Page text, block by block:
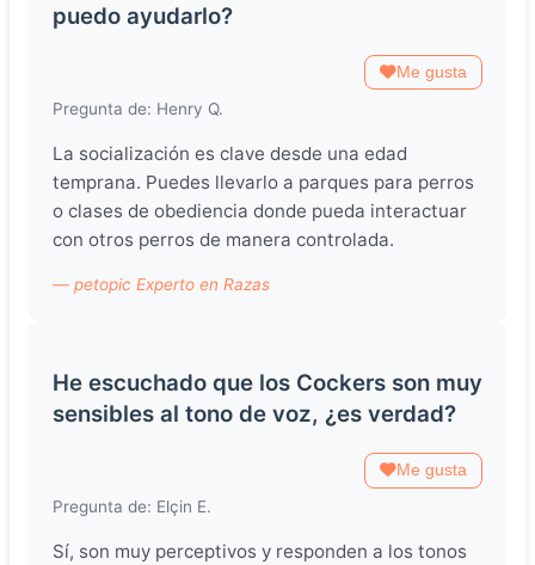
puedo ayudarlo?
Me gusta
Pregunta de: Henry Q.
La socialización es clave desde una edad
temprana. Puedes llevarlo a parques para perros
o clases de obediencia donde pueda interactuar
con otros perros de manera controlada.
— petopic Experto en Razas
He escuchado que los Cockers son muy
sensibles al tono de voz, ¿es verdad?
Me gusta
Pregunta de: Elçin E.
Sí, son muy perceptivos y responden a los tonos